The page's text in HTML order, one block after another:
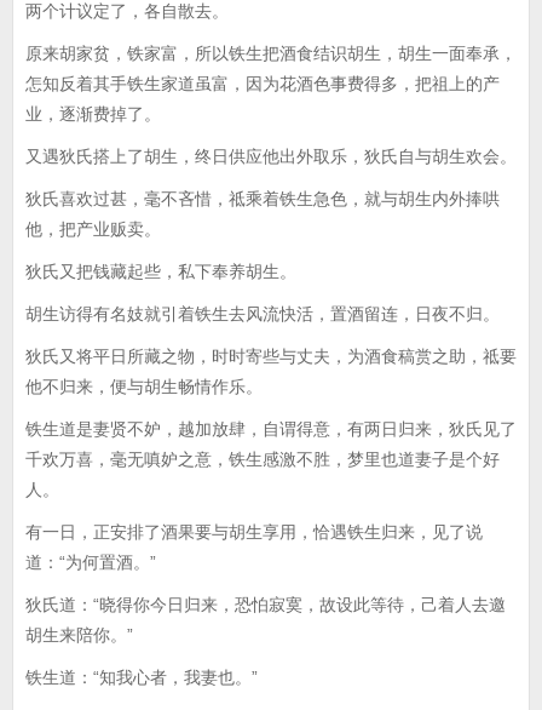
两个计议定了，各自散去。
原来胡家贫，铁家富，所以铁生把酒食结识胡生，胡生一面奉承，
怎知反着其手铁生家道虽富，因为花酒色事费得多，把祖上的产
业，逐渐费掉了。
又遇狄氏搭上了胡生，终日供应他出外取乐，狄氏自与胡生欢会。
狄氏喜欢过甚，毫不吝惜，祗乘着铁生急色，就与胡生内外捧哄
他，把产业贩卖。
狄氏又把钱藏起些，私下奉养胡生。
胡生访得有名妓就引着铁生去风流快活，置酒留连，日夜不归。
狄氏又将平日所藏之物，时时寄些与丈夫，为酒食稿赏之助，祗要
他不归来，便与胡生畅情作乐。
铁生道是妻贤不妒，越加放肆，自谓得意，有两日归来，狄氏见了
千欢万喜，毫无嗔妒之意，铁生感激不胜，梦里也道妻子是个好
人。
有一日，正安排了酒果要与胡生享用，恰遇铁生归来，见了说
道：“为何置酒。”
狄氏道：“晓得你今日归来，恐怕寂寞，故设此等待，己着人去邀
胡生来陪你。”
铁生道：“知我心者，我妻也。”